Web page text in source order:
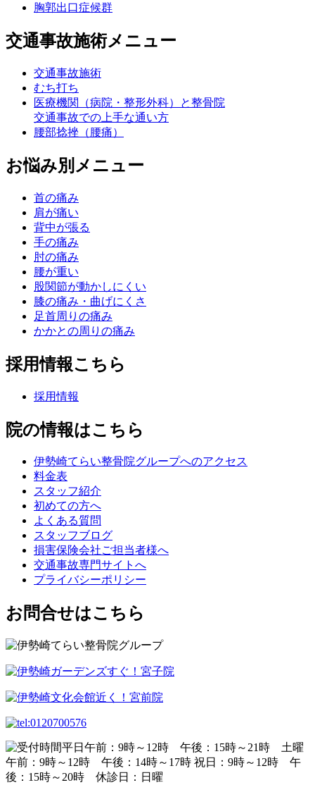
胸郭出口症候群
交通事故施術メニュー
交通事故施術
むち打ち
医療機関（病院・整形外科）と整骨院
交通事故での上手な通い方
腰部捻挫（腰痛）
お悩み別メニュー
首の痛み
肩が痛い
背中が張る
手の痛み
肘の痛み
腰が重い
股関節が動かしにくい
膝の痛み・曲げにくさ
足首周りの痛み
かかとの周りの痛み
採用情報こちら
採用情報
院の情報はこちら
伊勢崎てらい整骨院グループへのアクセス
料金表
スタッフ紹介
初めての方へ
よくある質問
スタッフブログ
損害保険会社ご担当者様へ
交通事故専門サイトへ
プライバシーポリシー
お問合せはこちら